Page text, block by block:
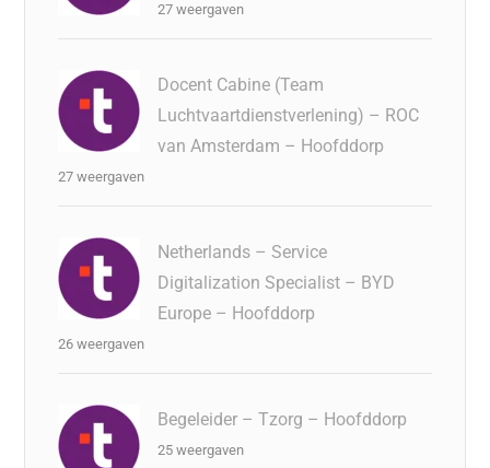
27 weergaven
Docent Cabine (Team
Luchtvaartdienstverlening) – ROC
van Amsterdam – Hoofddorp
27 weergaven
Netherlands – Service
Digitalization Specialist – BYD
Europe – Hoofddorp
26 weergaven
Begeleider – Tzorg – Hoofddorp
25 weergaven